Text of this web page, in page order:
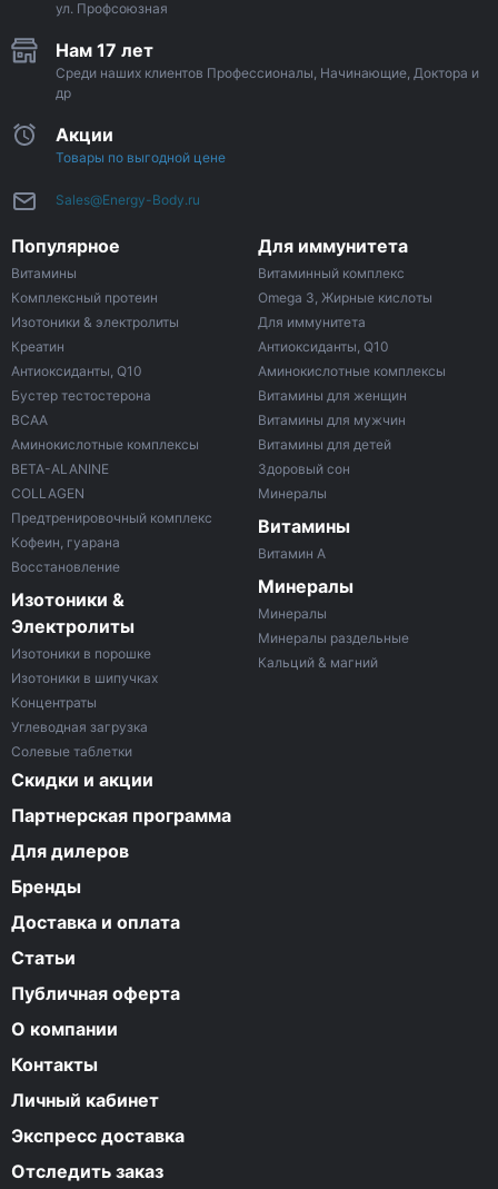
ул. Профсоюзная
Нам 17 лет
Среди наших клиентов Профессионалы, Начинающие, Доктора и
др
Акции
Товары по выгодной цене
Sales@Energy-Body.ru
Популярное
Витамины
Комплексный протеин
Изотоники & электролиты
Креатин
Антиоксиданты, Q10
Бустер тестостерона
ВСАА
Аминокислотные комплексы
BETA-ALANINE
COLLAGEN
Предтренировочный комплекс
Кофеин, гуарана
Восстановление
Изотоники &
Электролиты
Изотоники в порошке
Изотоники в шипучках
Концентраты
Углеводная загрузка
Солевые таблетки
Для иммунитета
Витаминный комплекс
Omega 3, Жирные кислоты
Для иммунитета
Антиоксиданты, Q10
Аминокислотные комплексы
Витамины для женщин
Витамины для мужчин
Витамины для детей
Здоровый сон
Минералы
Витамины
Витамин A
Минералы
Минералы
Минералы раздельные
Кальций & магний
Скидки и акции
Партнерская программа
Для дилеров
Бренды
Доставка и оплата
Статьи
Публичная оферта
О компании
Контакты
Личный кабинет
Экспресс доставка
Отследить заказ